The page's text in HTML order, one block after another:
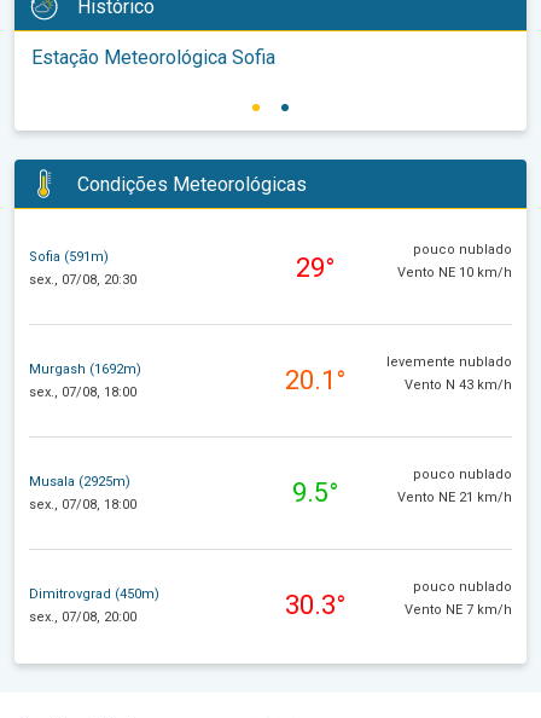
Histórico
Estação Meteorológica Sofia
Condições Meteorológicas
Sofia (591m)
sex., 07/08, 20:30
29°
pouco nublado
Vento NE 10 km/h
Murgash (1692m)
sex., 07/08, 18:00
20.1°
levemente nublado
Vento N 43 km/h
Musala (2925m)
sex., 07/08, 18:00
9.5°
pouco nublado
Vento NE 21 km/h
Dimitrovgrad (450m)
sex., 07/08, 20:00
30.3°
pouco nublado
Vento NE 7 km/h